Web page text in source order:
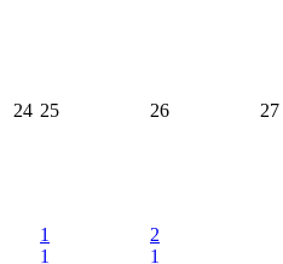
24 25 26 27
1
1
2
1